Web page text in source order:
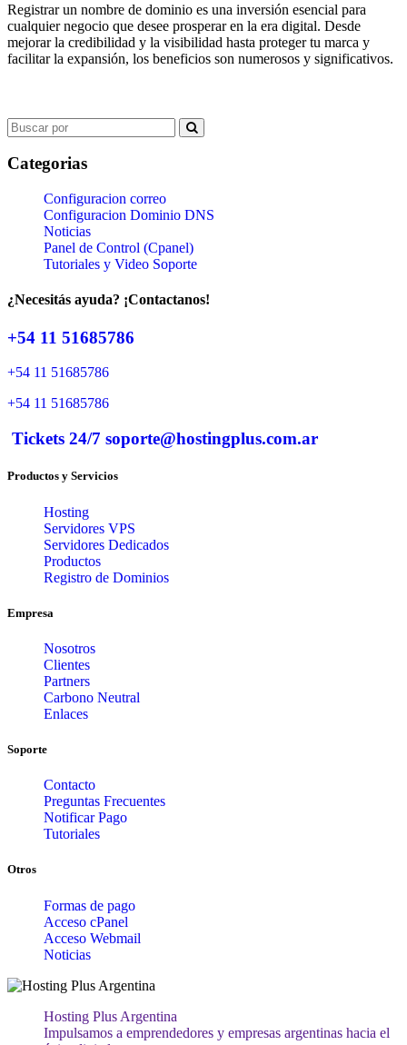
Registrar un nombre de dominio es una inversión esencial para
cualquier negocio que desee prosperar en la era digital. Desde
mejorar la credibilidad y la visibilidad hasta proteger tu marca y
facilitar la expansión, los beneficios son numerosos y significativos.
Search
for:
Categorias
Configuracion correo
Configuracion Dominio DNS
Noticias
Panel de Control (Cpanel)
Tutoriales y Video Soporte
¿Necesitás ayuda? ¡Contactanos!
+54 11 51685786
+54 11 51685786
+54 11 51685786
Tickets 24/7 soporte@hostingplus.com.ar
Productos y Servicios
Hosting
Servidores VPS
Servidores Dedicados
Productos
Registro de Dominios
Empresa
Nosotros
Clientes
Partners
Carbono Neutral
Enlaces
Soporte
Contacto
Preguntas Frecuentes
Notificar Pago
Tutoriales
Otros
Formas de pago
Acceso cPanel
Acceso Webmail
Noticias
Hosting Plus Argentina
Impulsamos a emprendedores y empresas argentinas hacia el